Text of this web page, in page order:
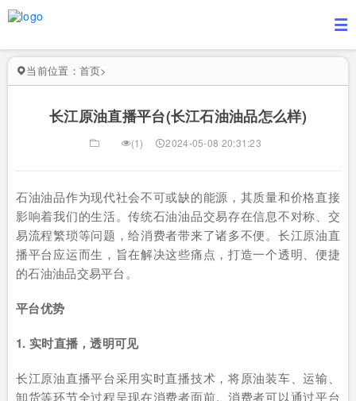
当前位置： 首页>
长江原油直播平台(长江石油油品怎么样)
(1) 2024-05-08 20:31:23
石油油品作为现代社会不可或缺的能源，其质量和价格直接
影响着我们的生活。传统石油油品交易存在信息不对称、交
易流程繁琐等问题，给消费者带来了诸多不便。长江原油直
播平台应运而生，旨在解决这些痛点，打造一个透明、便捷
的石油油品交易平台。
平台优势
1. 实时直播，透明可见
长江原油直播平台采用实时直播技术，将原油装车、运输、
卸货等环节全过程呈现在消费者面前。消费者可以通过平台